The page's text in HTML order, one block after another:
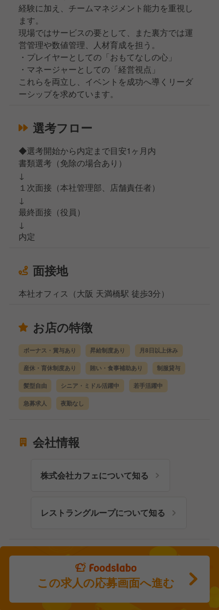
経験に加え、チームマネジメント能力を重視し
ます。
現場ではサービスの要として、また裏方では運
営管理や数値管理、人材育成を担う。
・プレイヤーとしての「おもてなしの心」
・マネージャーとしての「経営視点」
これらを両立し、イベントを成功へ導くリーダ
ーシップを求めています。
選考フロー
◆選考開始から内定まで目安1ヶ月内
書類選考（免除の場合あり）
↓
１次面接（本社管理部、店舗責任者）
↓
最終面接（役員）
↓
内定
面接地
本社オフィス（大阪 天満橋駅 徒歩3分）
お店の特徴
ボーナス・賞与あり 昇給制度あり 月8日以上休み
産休・育休制度あり 賄い・食事補助あり 制服貸与
髪型自由 シニア・ミドル活躍中 若手活躍中
急募求人 夜勤なし
会社情報
株式会社カフェについて知る
レストラングループについて知る
この求人の応募画面へ進む